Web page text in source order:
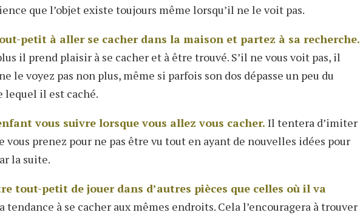
que l’objet existe toujours même lorsqu’il ne le voit pas.
petit à aller se cacher dans la maison et partez à sa recherche.
il prend plaisir à se cacher et à être trouvé. S’il ne vous voit pas, il
le voyez pas non plus, même si parfois son dos dépasse un peu du
il est caché.
vous suivre lorsque vous allez vous cacher. Il tentera d’imiter
vous prenez pour ne pas être vu tout en ayant de nouvelles idées pour
la suite.
tout-petit de jouer dans d’autres pièces que celles où il va
tendance à se cacher aux mêmes endroits. Cela l’encouragera à trouver